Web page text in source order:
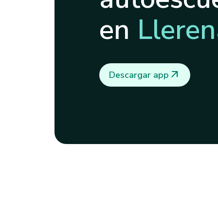
en
Descargar app arrow_outward